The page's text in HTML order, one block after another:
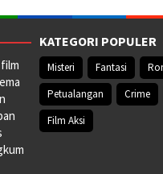
KATEGORI POPULER
Misteri Fantasi
Petualangan
Crime
Film Aksi